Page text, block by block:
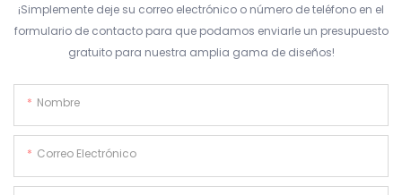
¡Simplemente deje su correo electrónico o número de teléfono en el
formulario de contacto para que podamos enviarle un presupuesto
gratuito para nuestra amplia gama de diseños!
Nombre
Correo Electrónico